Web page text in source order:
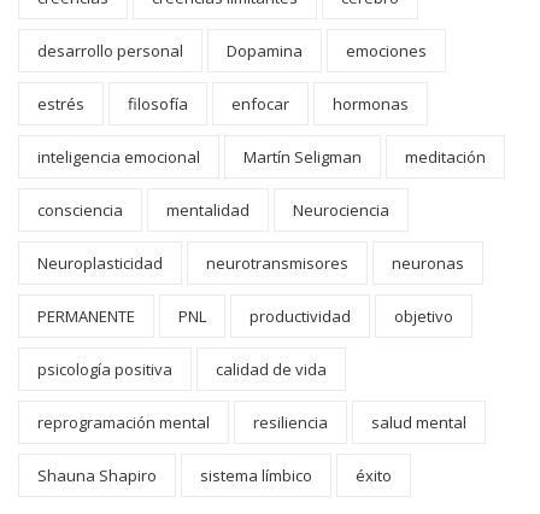
desarrollo personal Dopamina emociones
estrés filosofía enfocar hormonas
inteligencia emocional Martín Seligman meditación
consciencia mentalidad Neurociencia
Neuroplasticidad neurotransmisores neuronas
PERMANENTE PNL productividad objetivo
psicología positiva calidad de vida
reprogramación mental resiliencia salud mental
Shauna Shapiro sistema límbico éxito